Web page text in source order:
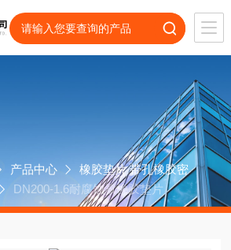
产品中心
橡胶垫片 带孔橡胶密
DN200-1.6耐腐蚀氟橡胶垫片